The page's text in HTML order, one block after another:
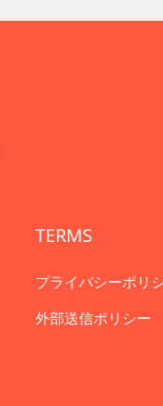
TERMS
プライバシーポリ
外部送信ポリシー